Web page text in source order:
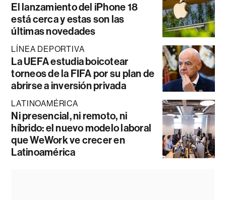
El lanzamiento del iPhone 18
está cerca y estas son las
últimas novedades
LÍNEA DEPORTIVA
La UEFA estudia boicotear
torneos de la FIFA por su plan de
abrirse a inversión privada
LATINOAMÉRICA
Ni presencial, ni remoto, ni
híbrido: el nuevo modelo laboral
que WeWork ve crecer en
Latinoamérica